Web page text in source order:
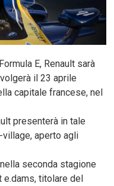
E, Renault sarà
il 23 aprile
capitale francese, nel
presenterà in tale
village, aperto agli
seconda stagione
e.dams, titolare del